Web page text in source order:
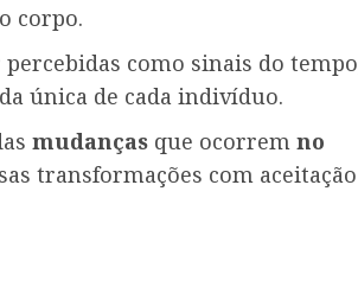
corpo.
como sinais do
única de cada indivíduo.
mudanças que ocorrem no
transformações com